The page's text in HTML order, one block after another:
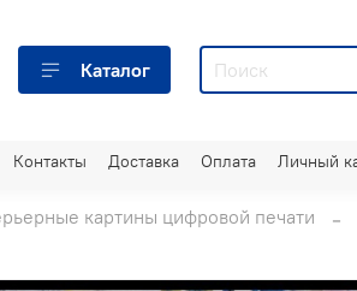
Каталог
Контакты Доставка Оплата Личный
картины цифровой печати